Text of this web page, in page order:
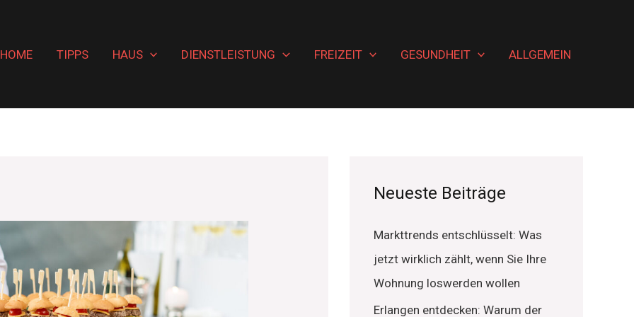
HOME TIPPS HAUS DIENSTLEISTUNG FREIZEIT GESUNDHEIT ALLGEMEIN
Neueste Beiträge
Markttrends entschlüsselt: Was
jetzt wirklich zählt, wenn Sie Ihre
Wohnung loswerden wollen
Erlangen entdecken: Warum der